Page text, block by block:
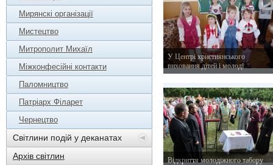
Мирянскі організації
Мистецтво
Митрополит Михаїл
Міжконфесійні контакти
Паломництво
Патріарх Філарет
Чернецтво
Світлини подій у деканатах
Архів світлин
У Центрі християнського
виховання дітей і молоді
Відкриття молодіжного табору